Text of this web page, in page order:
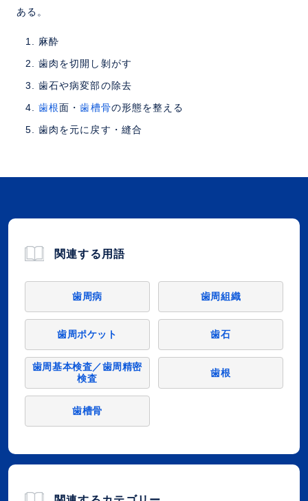
ある。
麻酔
歯肉を切開し剝がす
歯石や病変部の除去
歯根面・歯槽骨の形態を整える
歯肉を元に戻す・縫合
関連する用語
歯周病 歯周組織
歯周ポケット 歯石
歯周基本検査／歯周精密
検査
歯根
歯槽骨